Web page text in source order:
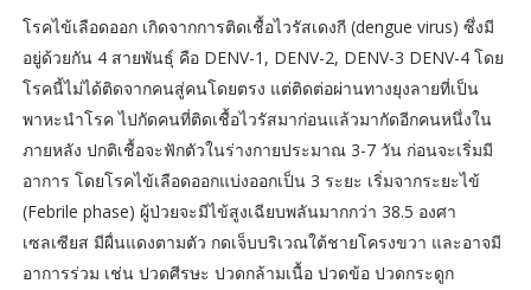
โรคไข้เลือดออก เกิดจากการติดเชื้อไวรัสเดงกี (dengue virus) ซึ่งมี
อยู่ด้วยกัน 4 สายพันธุ์ คือ DENV-1, DENV-2, DENV-3 DENV-4 โดย
โรคนี้ไม่ได้ติดจากคนสู่คนโดยตรง แต่ติดต่อผ่านทางยุงลายที่เป็น
พาหะนำโรค ไปกัดคนที่ติดเชื้อไวรัสมาก่อนแล้วมากัดอีกคนหนึ่งใน
ภายหลัง ปกติเชื้อจะฟักตัวในร่างกายประมาณ 3-7 วัน ก่อนจะเริ่มมี
อาการ โดยโรคไข้เลือดออกแบ่งออกเป็น 3 ระยะ เริ่มจากระยะไข้
(Febrile phase) ผู้ป่วยจะมีไข้สูงเฉียบพลันมากกว่า 38.5 องศา
เซลเซียส มีผื่นแดงตามตัว กดเจ็บบริเวณใต้ชายโครงขวา และอาจมี
อาการร่วม เช่น ปวดศีรษะ ปวดกล้ามเนื้อ ปวดข้อ ปวดกระดูก